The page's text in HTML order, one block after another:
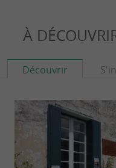
À
Découvrir